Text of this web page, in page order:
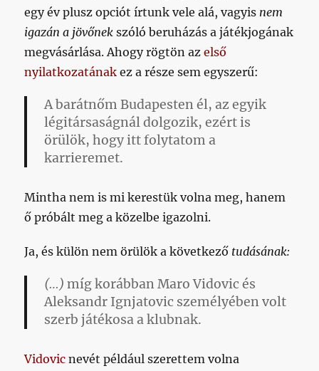
egy év plusz opciót írtunk vele alá, vagyis nem
igazán a jövőnek szóló beruházás a játékjogának
megvásárlása. Ahogy rögtön azelső
nyilatkozatának ez a része sem egyszerű:
A barátnőm Budapesten él, az egyik
légitársaságnál dolgozik, ezért is
örülök, hogy itt folytatom a
karrieremet.
Mintha nem is mi kerestük volna meg, hanem
ő próbált meg a közelbe igazolni.
Ja, és külön nem örülök a következő tudásának:
(…)míg korábban Maro Vidovic és
Aleksandr Ignjatovic személyében volt
szerb játékosa a klubnak.
Vidovic nevét például szerettem volna